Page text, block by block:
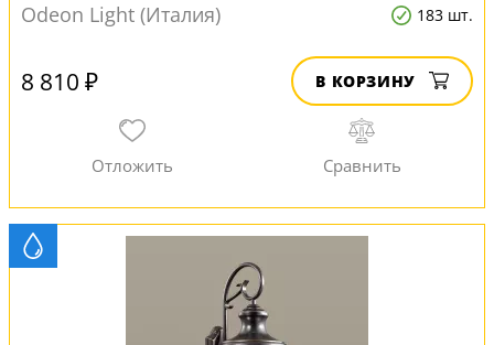
Odeon Light (Италия)
183 шт.
8 810 ₽ В КОРЗИНУ